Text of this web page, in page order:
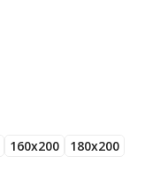
160x200
180x200